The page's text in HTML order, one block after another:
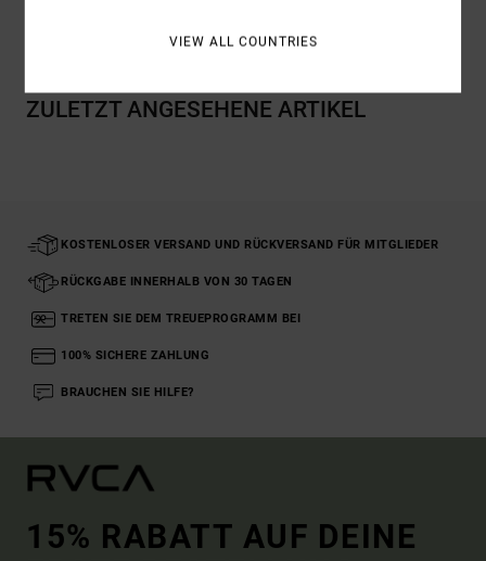
ZULETZT ANGESEHENE ARTIKEL
KOSTENLOSER VERSAND UND RÜCKVERSAND FÜR MITGLIEDER
RÜCKGABE INNERHALB VON 30 TAGEN
TRETEN SIE DEM TREUEPROGRAMM BEI
100% SICHERE ZAHLUNG
BRAUCHEN SIE HILFE?
15% RABATT AUF DEINE
VIEW ALL COUNTRIES